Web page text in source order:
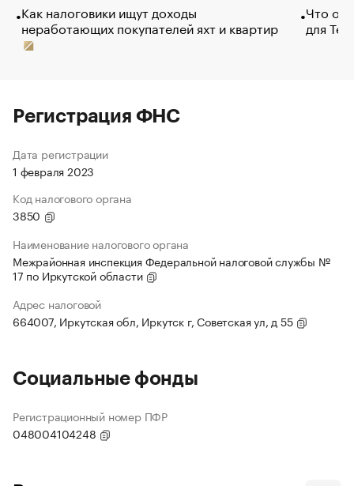
Как налоговики ищут доходы
неработающих покупателей яхт и квартир
Что
для
Регистрация ФНС
Дата регистрации
1 февраля 2023
Код налогового органа
3850
Наименование налогового органа
Межрайонная инспекция Федеральной налоговой службы №
17 по Иркутской области
Адрес налоговой
664007, Иркутская обл, Иркутск г, Советская ул, д 55
Социальные фонды
Регистрационный номер ПФР
048004104248